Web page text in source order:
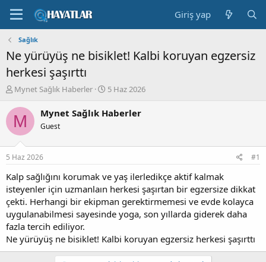
Giriş yap
Sağlık
Ne yürüyüş ne bisiklet! Kalbi koruyan egzersiz
herkesi şaşırttı
K
n
b
u
u
b
a
ş
l
a
t
a
n
Mynet Sağlık Haberler
B
ş
ç
a
r
i
i
5 Haz 2026
M Mynet Sağlık Haberler
Guest
5 Haz 2026 #1
Kalp sağlığını korumak ve yaş ilerledikçe aktif kalmak
isteyenler için uzmanlaın herkesi şaşırtan bir egzersize dikkat
çekti. Herhangi bir ekipman gerektirmemesi ve evde kolayca
uygulanabilmesi sayesinde yoga, son yıllarda giderek daha
fazla tercih ediliyor.
Ne yürüyüş ne bisiklet! Kalbi koruyan egzersiz herkesi şaşırttı